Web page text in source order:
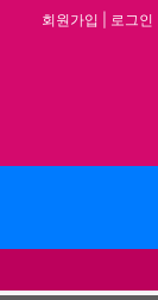
회원가입 로그인